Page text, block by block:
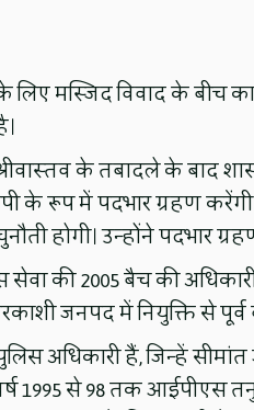
लिए मस्जिद विवाद के बीच
के तबादले के बाद
के रूप में पदभार ग्रहण
होगी। उन्होंने पदभार
सेवा की 2005 बैच की
जनपद में नियुक्ति से
अधिकारी हैं, जिन्हें
1995 से 98 तक आईपीएस